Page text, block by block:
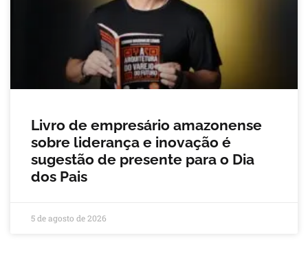
Livro de empresário amazonense
sobre liderança e inovação é
sugestão de presente para o Dia
dos Pais
5 de agosto de 2026